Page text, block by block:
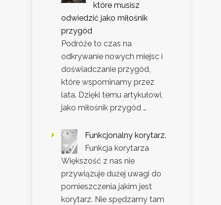
które musisz
odwiedzić jako miłośnik
przygód
Podróże to czas na
odkrywanie nowych miejsc i
doświadczanie przygód,
które wspominamy przez
lata. Dzięki temu artykułowi,
jako miłośnik przygód …
Funkcjonalny korytarz.
Funkcja korytarza
Większość z nas nie
przywiązuje dużej uwagi do
pomieszczenia jakim jest
korytarz. Nie spędzamy tam